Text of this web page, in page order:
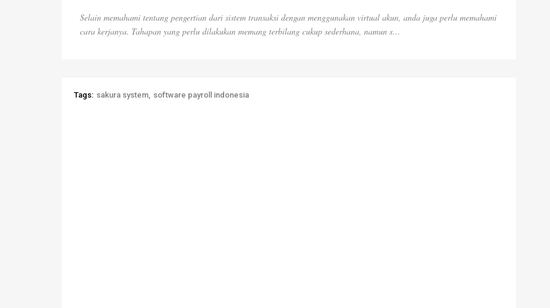
Selain memahami tentang pengertian dari sistem transaksi dengan menggunakan virtual akun, anda juga perlu memahami
cara kerjanya. Tahapan yang perlu dilakukan memang terbilang cukup sederhana, namun s…
Tags: sakura system software payroll indonesia